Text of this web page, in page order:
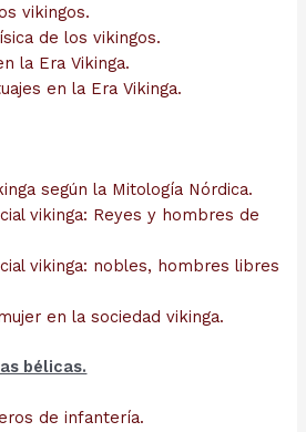
vikingos.
de los vikingos.
la Era Vikinga.
en la Era Vikinga.
según la Mitología Nórdica.
vikinga: Reyes y hombres de
vikinga: nobles, hombres libres
en la sociedad vikinga.
bélicas.
de infantería.